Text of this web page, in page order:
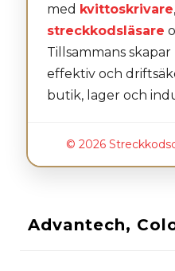
med kvittoskrivare,
streckkodsläsare
Tillsammans
effektiv och
butik, lager och
© 2026
Advantech,